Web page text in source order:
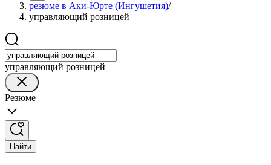
резюме в Аки-Юрте (Ингушетия)/
управляющий розницей
управляющий розницей
Резюме
Найти